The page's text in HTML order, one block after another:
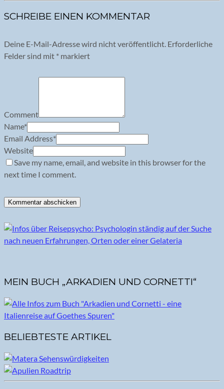
SCHREIBE EINEN KOMMENTAR
Deine E-Mail-Adresse wird nicht veröffentlicht. Erforderliche
Felder sind mit * markiert
Comment
Name*
Email Address*
Website
Save my name, email, and website in this browser for the
next time I comment.
MEIN BUCH „ARKADIEN UND CORNETTI“
BELIEBTESTE ARTIKEL